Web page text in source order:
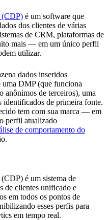
(CDP) é um software que
dos clientes de várias
de CRM, plataformas de
mais — em um único perfil
utilizar.
dados inseridos
uma DMP (que funciona
anônimos de terceiros), uma
identificados de primeira fonte.
tem com sua marca — em
perfil atualizado
de comportamento do
é um sistema de
de clientes unificado e
em todos os pontos de
esses perfis para
em tempo real.